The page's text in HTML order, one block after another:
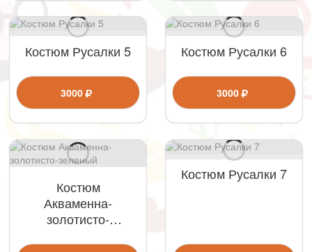
Костюм Русалки 5
3000
Костюм Русалки 6
3000
Костюм
Акваменна-
золотисто-
Костюм Русалки 7